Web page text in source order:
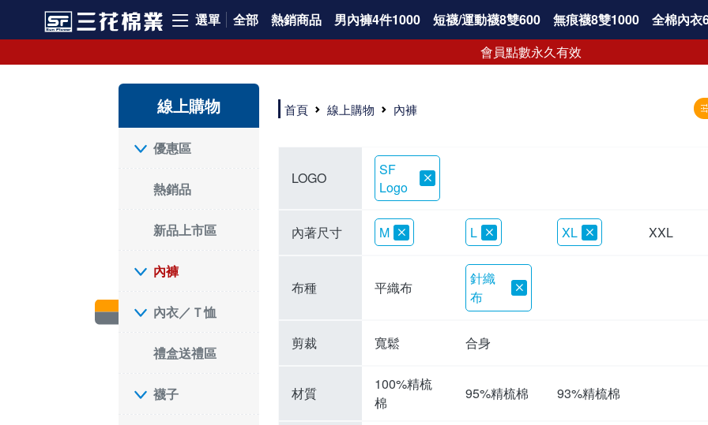
選單 全部 熱銷商品 男內褲4件1000 短襪/運動襪8雙600 無痕襪8雙1000 全棉內衣
會員點數永久有效
線上購物
優惠區
熱銷品
新品上市區
內褲
內衣／Ｔ恤
禮盒送禮區
襪子
選擇內褲、平口褲、純棉內褲首重品質。舒適、透氣的內褲、平口褲、純棉內褲能影響健康，須謹慎挑選。三花內褲透氣不悶，值得信賴！
三花內褲、平口褲、純棉內褲50年來持續升級，符合人體工學設計，柔軟無勒痕的鬆緊帶。三花內褲是肌膚好友，口碑熱銷！
選擇內褲首重品質。三花內褲50年來不斷升級，證明其卓越品質。符合人體工學剪裁，柔軟無痕鬆緊帶，是必買首選。兼具品質與外型，與肌膚零感接觸，穿著舒適，看來有質感。三花內褲設計獨特，質料優良，專業剪裁，呵護肌膚。新鮮高品質棉材製成，多款選擇，耐洗耐穿，三花內褲絕對首選。
"內褲購買及使用經驗網友來信分享 近年來，我經常在大型連鎖賣場如佳瑪、美華泰等地看到三花內褲的展示。最近一兩年，甚至百貨公司及街頭店鋪都開始大量出現三花專櫃或專賣店。我猜測，這應該是三花在營運策略上的調整，才使得這些改變成為現實。 本來，三花內褲一直是消費者選購內褲時的熱門選項之一。內褲櫃點的增多使我更加注意到這個品牌，因此我在選購內褲時，特意多研究了一下三花內褲的設計。 先從內褲外層包裝談起，有些內褲有PP袋包裝，有些則沒有。雖然這是一件小事，但我發現朋友們中有人會介意內褲包裝沒有PP袋。他們認為沒有PP袋會使包裝不夠精美。對我來說，有PP袋確實能提升包裝的精緻度，但內褲不裝PP袋其實也算是環保。所以，這就看每個人對內褲包裝的需求和感受了。 每次購買內褲時，我都會特別帶一件五片式剪裁的內褲。三花的平口內褲被稱為全國第一件五片式剪裁內褲，這話應該不是隨便說說的，畢竟三花是一個擁有超過50年歷史的老品牌，專注於研發和改良內褲。當初，我覺得這種設計有些花俏，只是圖個新鮮買來試試，結果發現內褲多一片真的有其優勢，尤其是減少了內褲卡屁的次數。雖然這個狀況不可能完全消失，但大大增加了穿著的舒適度。 三花內褲的價格也在我能接受的範圍內，因此它逐漸成為我的心頭好。此外，內褲選購時的另一個重要因素是鬆緊帶。看內褲是否舊了，第一眼通常看鬆緊帶。故意或不小心露出內褲褲頭的時候，印象分數也是由鬆緊帶決定的。 很多內褲品牌強調鬆緊帶的造型及花樣，這類內褲非常適合一些特殊場合，如單身聯誼或約會時穿著，能夠加分不少。日常使用的內褲則建議選擇鬆緊帶不易鬆垮的，花樣其次。三花特別強調內褲鬆緊帶的耐洗度，而其他品牌鮮少提及這一點。 分場合選擇內褲是我的習慣。特殊場合內褲要講究一點，但平日則需要選擇鬆緊帶有保障的內褲。畢竟，內褲是每天陪伴我們超過12個小時的衣物，找到適合自己且耐洗耐穿高CP值的內褲才是最明智的選擇。 內褲畢竟是消耗品，定期更換非常重要。如果內褲沾染到髒污或處於潮濕的環境，就不應該撐太久。這是因為內褲長期接觸身體的重要部位，所以選擇和保養都要謹慎。 以上是我個人的內褲使用分享，並非業配，不代表任何人的立場。內褲還是要以自身體驗最為準確。希望大家都能找到適合自己的內褲，並多多支持台灣品牌。"
首頁 線上購物 內褲
LOGO
SF
Logo
內著尺寸 M L XL XXL
布種 平織布
針織
布
剪裁 寬鬆 合身
材質
100%精梳
棉
95%精梳棉 93%精梳棉